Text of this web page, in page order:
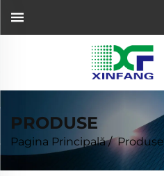
PRODUSE
Pagina Principală/Produse